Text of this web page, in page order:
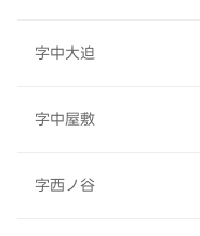
字中大迫
字中屋敷
字西ノ谷